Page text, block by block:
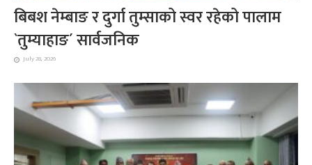
बिबश नेम्बाङ र दुर्गा तुम्साको स्वर रहेको पालाम
`तुम्याहाङ´ सार्वजनिक
July 28, 2026